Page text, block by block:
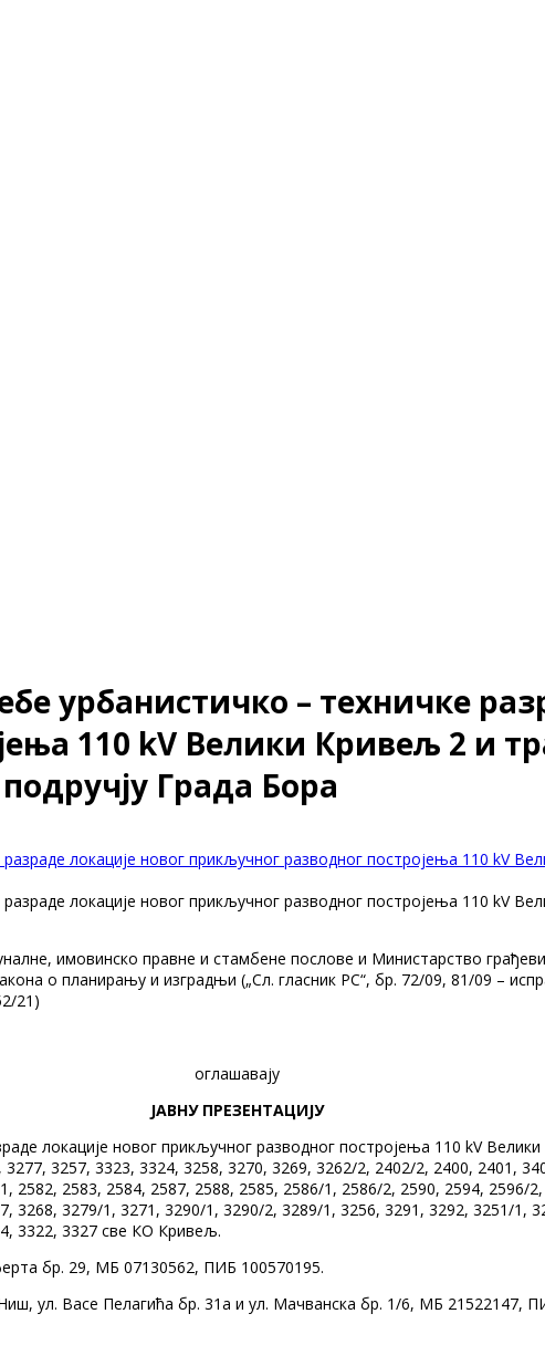
урбанистичко – техничке
110 kV Велики Кривељ 2 и
Града Бора
локације новог прикључног разводног постројења 110 kV
локације новог прикључног разводног постројења 110 kV
имовинско правне и стамбене послове и Министарство
о планирању и изградњи („Сл. гласник РС“, бр. 72/09, 81/09 –
21)
оглашавају
ЈАВНУ ПРЕЗЕНТАЦИЈУ
локације новог прикључног разводног постројења 110 kV
3257, 3323, 3324, 3258, 3270, 3269, 3262/2, 2402/2, 2400, 2401,
2582, 2583, 2584, 2587, 2588, 2585, 2586/1, 2586/2, 2590, 2594,
3268, 3279/1, 3271, 3290/1, 3290/2, 3289/1, 3256, 3291, 3292, 3251/1,
3322, 3327 све КО Кривељ.
бр. 29, МБ 07130562, ПИБ 100570195.
ул. Васе Пелагића бр. 31а и ул. Мачванска бр. 1/6, МБ 21522147,